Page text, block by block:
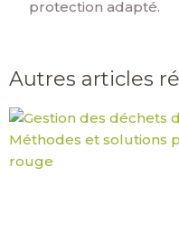
protection adapté.
Autres articles